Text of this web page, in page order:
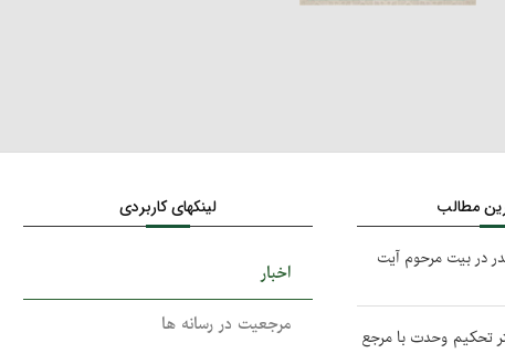
مطالب
در بیت مرحوم آیت
تحکیم وحدت با مرجع
لینکهای کاربردی
اخبار
مرجعیت در رسانه ها